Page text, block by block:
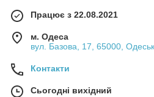
Працює з 22.08.2021
м. Одеса
вул. Базова, 17, 65000,
Контакти
Сьогодні вихідний